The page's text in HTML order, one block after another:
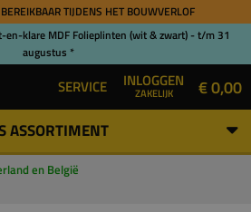
TIJDENS HET BOUWVERLOF
en-klare MDF Folieplinten (wit & zwart) - t/m 31
augustus *
SERVICE INLOGGEN
ZAKELIJK € 0,00
ASSORTIMENT
en België